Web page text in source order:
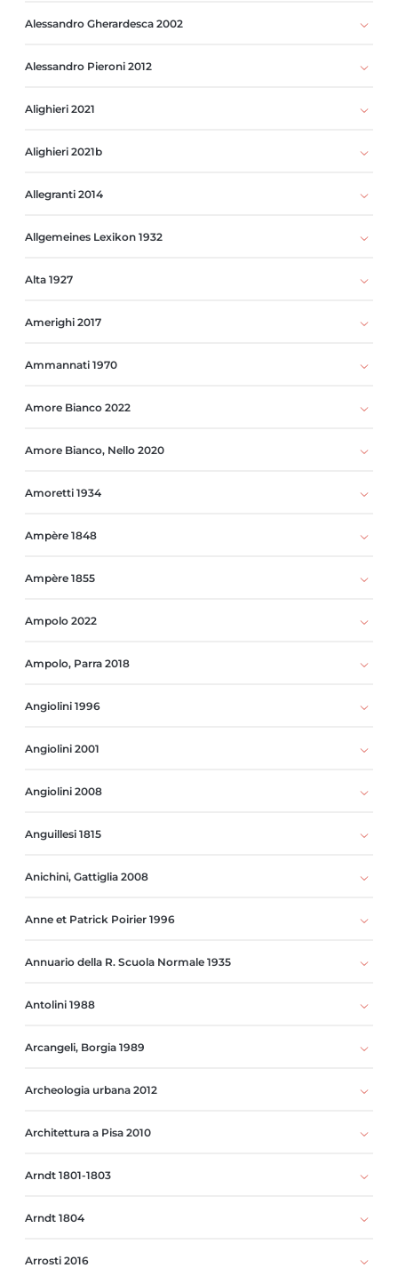
Alessandro Gherardesca 2002
Alessandro Pieroni 2012
Alighieri 2021
Alighieri 2021b
Allegranti 2014
Allgemeines Lexikon 1932
Alta 1927
Amerighi 2017
Ammannati 1970
Amore Bianco 2022
Amore Bianco, Nello 2020
Amoretti 1934
Ampère 1848
Ampère 1855
Ampolo 2022
Ampolo, Parra 2018
Angiolini 1996
Angiolini 2001
Angiolini 2008
Anguillesi 1815
Anichini, Gattiglia 2008
Anne et Patrick Poirier 1996
Annuario della R. Scuola Normale 1935
Antolini 1988
Arcangeli, Borgia 1989
Archeologia urbana 2012
Architettura a Pisa 2010
Arndt 1801-1803
Arndt 1804
Arrosti 2016